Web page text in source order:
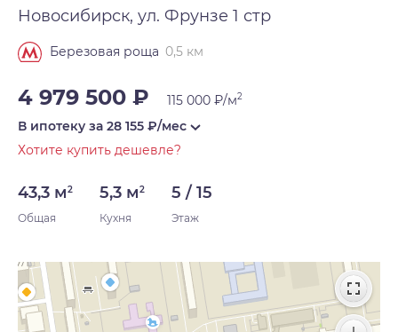
Новосибирск, ул. Фрунзе 1 стр
Березовая роща 0,5 км
4 979 500 ₽ 115 000 ₽/м2
В ипотеку за 28 155 ₽/мес
Хотите купить дешевле?
43,3 м2
Общая
5,3 м2
Кухня
5 / 15
Этаж